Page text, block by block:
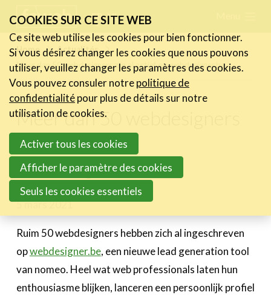
links
Jump
to
navigation
Jump
main
content
FR NL
Home
Actualités
Meer dan 50 webdesigners zijn al actief op webdesigner.be
Meer dan 50 webdesigners
zijn al actief op
webdesigner.be
5 mars 2021
Ruim 50 webdesigners hebben zich al ingeschreven
opwebdesigner.be, een nieuwe lead generation tool
van nomeo. Heel wat web professionals laten hun
enthousiasme blijken, lanceren een persoonlijk profiel
Actualités
Les nouvelles du secteur
Les FeWeb Vidéos
Les Cases des membres
Activités
Cases Gallery
Le Toolbox
Annuaire prestataires
A propos
COOKIES SUR CE SITE WEB
Ce site web utilise les cookies pour bien fonctionner.
Si vous désirez changer les cookies que nous pouvons
utiliser, veuillez changer les paramètres des cookies.
Vous pouvez consuler notrepolitique de
confidentialitépour plus de détails sur notre
utilisation de cookies.
Activer tous les cookies
Afficher le paramètre des cookies
Seuls les cookies essentiels